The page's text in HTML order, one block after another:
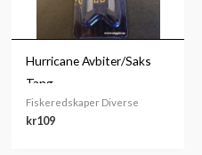
Hurricane Avbiter/Saks
Tang
Fiskeredskaper Diverse
kr109